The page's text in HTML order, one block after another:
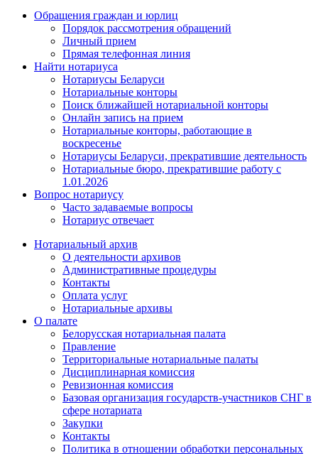
Обращения граждан и юрлиц
Порядок рассмотрения обращений
Личный прием
Прямая телефонная линия
Найти нотариуса
Нотариусы Беларуси
Нотариальные конторы
Поиск ближайшей нотариальной конторы
Онлайн запись на прием
Нотариальные конторы, работающие в
воскресенье
Нотариусы Беларуси, прекратившие деятельность
Нотариальные бюро, прекратившие работу с
1.01.2026
Вопрос нотариусу
Часто задаваемые вопросы
Нотариус отвечает
Нотариальный архив
О деятельности архивов
Административные процедуры
Контакты
Оплата услуг
Нотариальные архивы
О палате
Белорусская нотариальная палата
Правление
Территориальные нотариальные палаты
Дисциплинарная комиссия
Ревизионная комиссия
Базовая организация государств-участников СНГ в
сфере нотариата
Закупки
Контакты
Политика в отношении обработки персональных